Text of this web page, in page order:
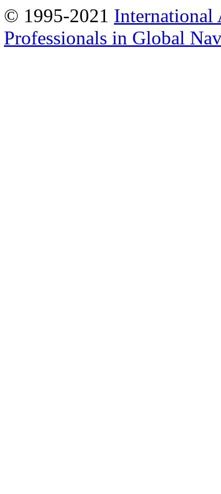
© 1995-2021 International
Professionals in Global